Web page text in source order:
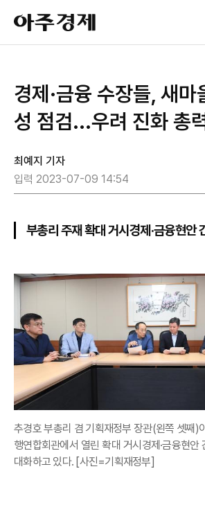
아
주
경
경제·금융 수장들, 새마
성 점검...우려 진화 총
최예지 기자
입력 2023-07-09 14:54
부총리 주재 확대 거시경제·금융현안
추경호 부총리 겸 기획재정부 장관(왼쪽 셋째)
행연합회관에서 열린 확대 거시경제·금융현안
대화하고 있다. [사진=기획재정부]